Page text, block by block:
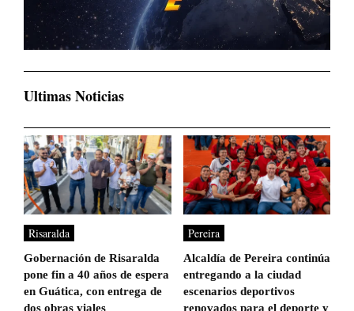
Ultimas Noticias
Risaralda
Gobernación de Risaralda
pone fin a 40 años de espera
en Guática, con entrega de
dos obras viales
Pereira
Alcaldía de Pereira continúa
entregando a la ciudad
escenarios deportivos
renovados para el deporte y